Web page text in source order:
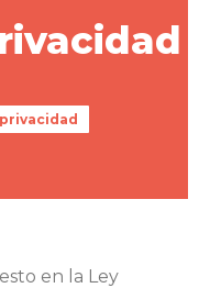
en la Ley